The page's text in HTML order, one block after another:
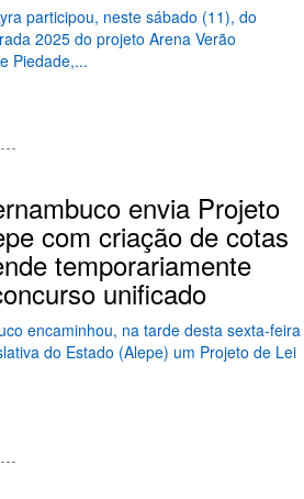
participou, neste sábado (11), do
2025 do projeto Arena Verão
Piedade,...
envia Projeto
com criação de cotas
temporariamente
unificado
encaminhou, na tarde desta sexta-feira
do Estado (Alepe) um Projeto de Lei